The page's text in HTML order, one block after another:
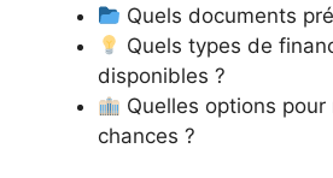
Quels documents
Quels types de
disponibles ?
Quelles options pour
chances ?